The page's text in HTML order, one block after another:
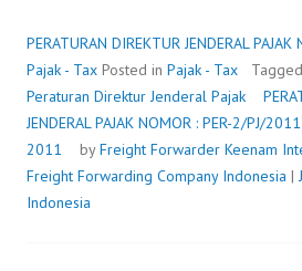
PAJAK
NOMOR
:
PER-
2/PJ/2011
PERATURAN DIREKTUR JENDERAL
Pajak - Tax Posted in Pajak - Tax Tagged
Peraturan Direktur Jenderal Pajak
JENDERAL PAJAK NOMOR : PER-2/PJ/2011
2011
byFreight Forwarder Keenam
Freight Forwarding Company Indonesia |
Indonesia